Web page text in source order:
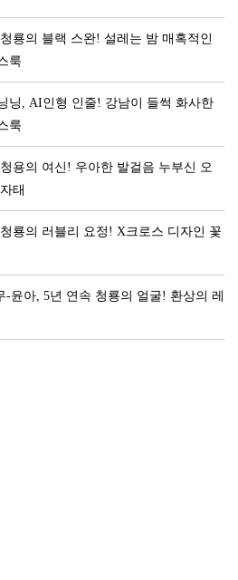
룡의 블랙 스완! 설레는 밤 매혹적인
룩
닝, AI인형 인줄! 강남이 들썩 화사한
룩
용의 여신! 우아한 발걸음 누부신 오
태
룡의 러블리 요정! X크로스 디자인 꽃
-윤아, 5년 연속 청룡의 얼굴! 환상의 레